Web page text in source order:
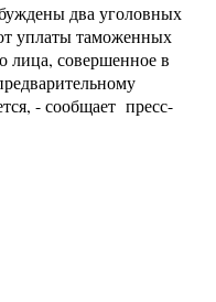
два уголовных
уплаты таможенных
лица, совершенное в
- сообщает пресс-